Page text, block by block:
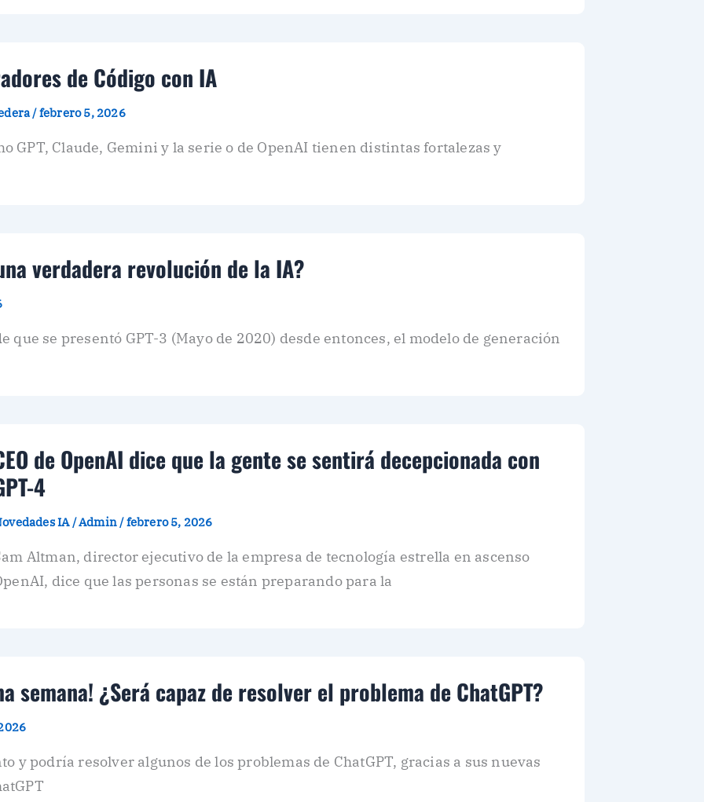
de Código con IA
/febrero 5, 2026
GPT, Claude, Gemini y la serie o de OpenAI tienen distintas fortalezas y
verdadera revolución de la IA?
que se presentó GPT-3 (Mayo de 2020) desde entonces, el modelo de generación
de OpenAI dice que la gente se sentirá decepcionada con
4
IA/Admin /febrero 5, 2026
Altman, director ejecutivo de la empresa de tecnología estrella en ascenso
dice que las personas se están preparando para la
semana! ¿Será capaz de resolver el problema de ChatGPT?
y podría resolver algunos de los problemas de ChatGPT, gracias a sus nuevas